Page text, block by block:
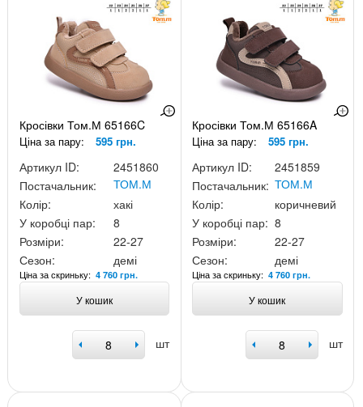
Кросівки Том.М 65166C
Ціна за пару: 595 грн.
Артикул ID:
2451860
Постачальник:
ТОМ.М
Колір:
хакі
У коробці пар:
8
Розміри:
22-27
Сезон:
демі
Ціна за скриньку: 4 760 грн.
У кошик
шт
Кросівки Том.М 65166A
Ціна за пару: 595 грн.
Артикул ID:
2451859
Постачальник: ТОМ.М
Колір:
коричневий
У коробці пар: 8
Розміри:
22-27
Сезон:
демі
Ціна за скриньку:4 760 грн.
У кошик
шт